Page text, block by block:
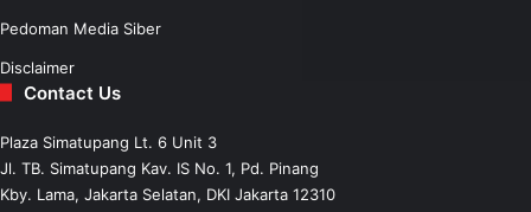
Pedoman Media Siber
Disclaimer
Contact Us
Plaza Simatupang Lt. 6 Unit 3
Jl. TB. Simatupang Kav. IS No. 1, Pd. Pinang
Kby. Lama, Jakarta Selatan, DKI Jakarta 12310